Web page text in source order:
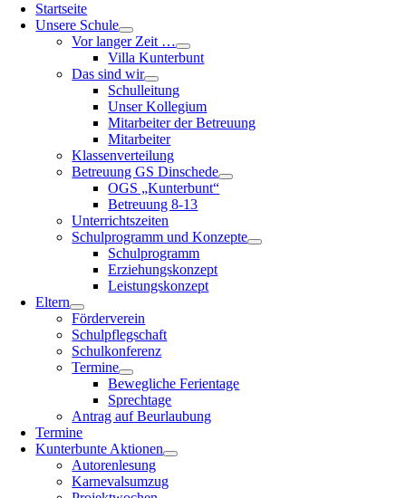
Startseite
Unsere Schule
Vor langer Zeit …
Villa Kunterbunt
Das sind wir
Schulleitung
Unser Kollegium
Mitarbeiter der Betreuung
Mitarbeiter
Klassenverteilung
Betreuung GS Dinschede
OGS „Kunterbunt“
Betreuung 8-13
Unterrichtszeiten
Schulprogramm und Konzepte
Schulprogramm
Erziehungskonzept
Leistungskonzept
Eltern
Förderverein
Schulpflegschaft
Schulkonferenz
Termine
Bewegliche Ferientage
Sprechtage
Antrag auf Beurlaubung
Termine
Kunterbunte Aktionen
Autorenlesung
Karnevalsumzug